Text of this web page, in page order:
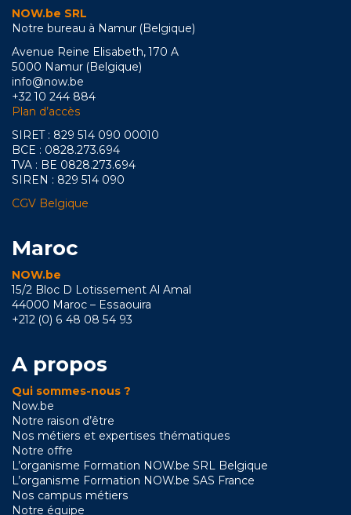
NOW.be SRL
Notre bureau à Namur (Belgique)
Avenue Reine Elisabeth, 170 A
5000 Namur (Belgique)
info@now.be
+32 10 244 884
Plan d’accès
SIRET : 829 514 090 00010
BCE : 0828.273.694
TVA : BE 0828.273.694
SIREN : 829 514 090
CGV Belgique
Maroc
NOW.be
15/2 Bloc D Lotissement Al Amal
44000 Maroc – Essaouira
+212 (0) 6 48 08 54 93
A propos
Qui sommes-nous ?
Now.be
Notre raison d’être
Nos métiers et expertises thématiques
Notre offre
L’organisme Formation NOW.be SRL Belgique
L’organisme Formation NOW.be SAS France
Nos campus métiers
Notre équipe